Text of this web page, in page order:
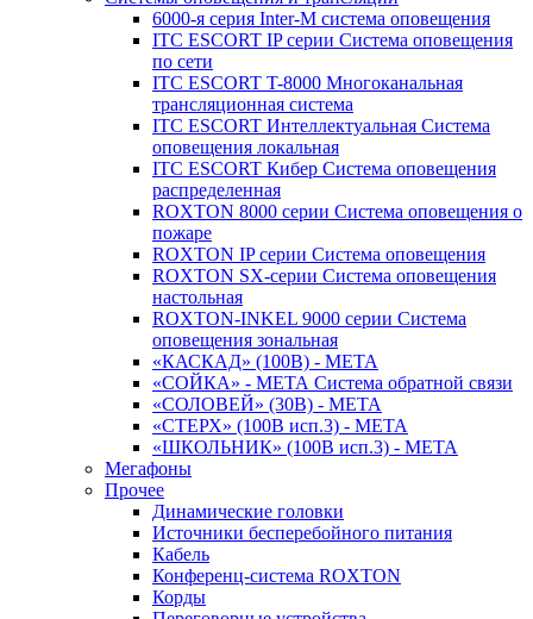
6000-я серия Inter-M система оповещения
ITC ESCORT IP серии Система оповещения
по сети
ITC ESCORT T-8000 Многоканальная
трансляционная система
ITC ESCORT Интеллектуальная Система
оповещения локальная
ITC ESCORT Кибер Система оповещения
распределенная
ROXTON 8000 серии Система оповещения о
пожаре
ROXTON IP серии Система оповещения
ROXTON SX-серии Система оповещения
настольная
ROXTON-INKEL 9000 серии Система
оповещения зональная
«КАСКАД» (100В) - МЕТА
«СОЙКА» - МЕТА Система обратной связи
«СОЛОВЕЙ» (30В) - МЕТА
«СТЕРХ» (100В исп.3) - МЕТА
«ШКОЛЬНИК» (100В исп.3) - МЕТА
Мегафоны
Прочее
Динамические головки
Источники бесперебойного питания
Кабель
Конференц-система ROXTON
Корды